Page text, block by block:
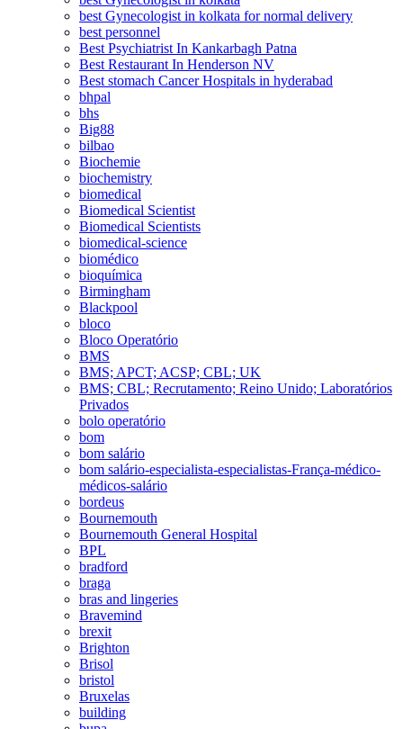
best Gynecologist in kolkata for normal delivery
best personnel
Best Psychiatrist In Kankarbagh Patna
Best Restaurant In Henderson NV
Best stomach Cancer Hospitals in hyderabad
bhpal
bhs
Big88
bilbao
Biochemie
biochemistry
biomedical
Biomedical Scientist
Biomedical Scientists
biomedical-science
biomédico
bioquímica
Birmingham
Blackpool
bloco
Bloco Operatório
BMS
BMS; APCT; ACSP; CBL; UK
BMS; CBL; Recrutamento; Reino Unido; Laboratórios
Privados
bolo operatório
bom
bom salário
bom salário-especialista-especialistas-França-médico-
médicos-salário
bordeus
Bournemouth
Bournemouth General Hospital
BPL
bradford
braga
bras and lingeries
Bravemind
brexit
Brighton
Brisol
bristol
Bruxelas
building